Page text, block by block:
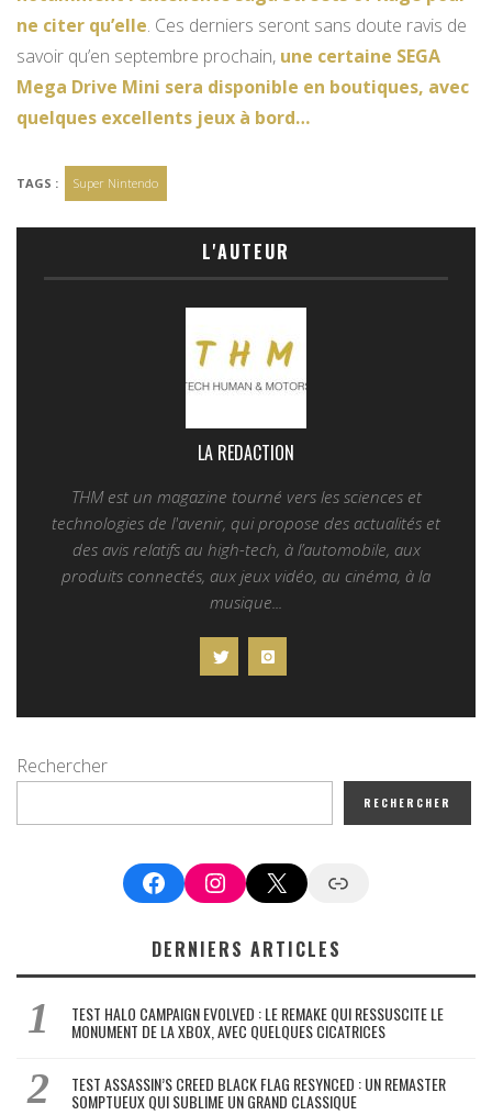
ne citer qu’elle. Ces derniers seront sans doute ravis de
savoir qu’en septembre prochain, une certaine SEGA
Mega Drive Mini sera disponible en boutiques, avec
quelques excellents jeux à bord…
TAGS : Super Nintendo
L'AUTEUR
LA REDACTION
THM est un magazine tourné vers les sciences et
technologies de l'avenir, qui propose des actualités et
des avis relatifs au high-tech, à l’automobile, aux
produits connectés, aux jeux vidéo, au cinéma, à la
musique...
Rechercher
RECHERCHER
FacebookInstagram
X Google News
DERNIERS ARTICLES
TEST HALO CAMPAIGN EVOLVED : LE REMAKE QUI RESSUSCITE LE
MONUMENT DE LA XBOX, AVEC QUELQUES CICATRICES
TEST ASSASSIN’S CREED BLACK FLAG RESYNCED : UN REMASTER
SOMPTUEUX QUI SUBLIME UN GRAND CLASSIQUE